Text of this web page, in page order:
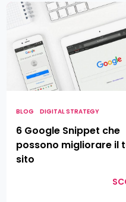
Google
Snippet
che
possono
migliorare
tuo
sito
BLOG DIGITAL STRATEGY
6 Google Snippet che
possono migliorare il
sito